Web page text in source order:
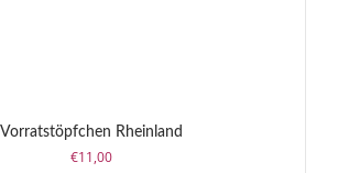
Vorratstöpfchen Rheinland
€11,00